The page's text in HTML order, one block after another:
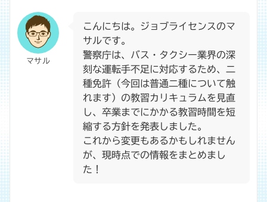
マサル
こんにちは。ジョブライセンスのマ
サルです。
警察庁は、バス・タクシー業界の深
刻な運転手不足に対応するため、二
種免許（今回は普通二種について触
れます）の教習カリキュラムを見直
し、卒業までにかかる教習時間を短
縮する方針を発表しました。
これから変更もあるかもしれません
が、現時点での情報をまとめまし
た！